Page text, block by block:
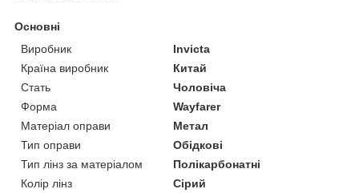
Основні
Виробник
Invicta
Країна виробник
Китай
Стать
Чоловіча
Форма
Wayfarer
Матеріал оправи
Метал
Тип оправи
Обідкові
Тип лінз за матеріалом
Полікарбонатні
Колір лінз
Сірий